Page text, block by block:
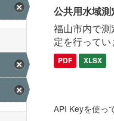
公共用水域測
福山市内で
定を行ってい
PDF XLSX
API Keyを使っ